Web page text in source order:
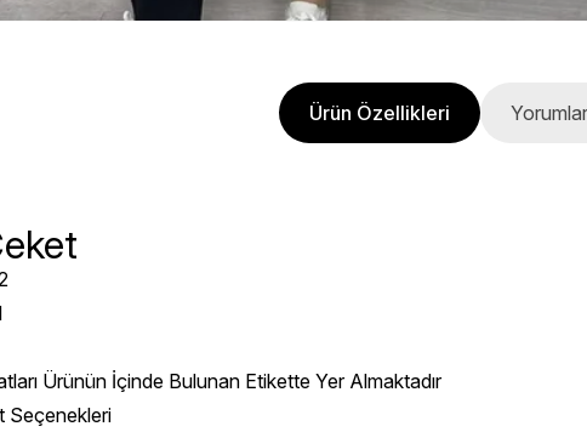
Ürün Özellikleri Yorumlar
Ürünün İçinde Bulunan Etikette Yer Almaktadır
Seçenekleri